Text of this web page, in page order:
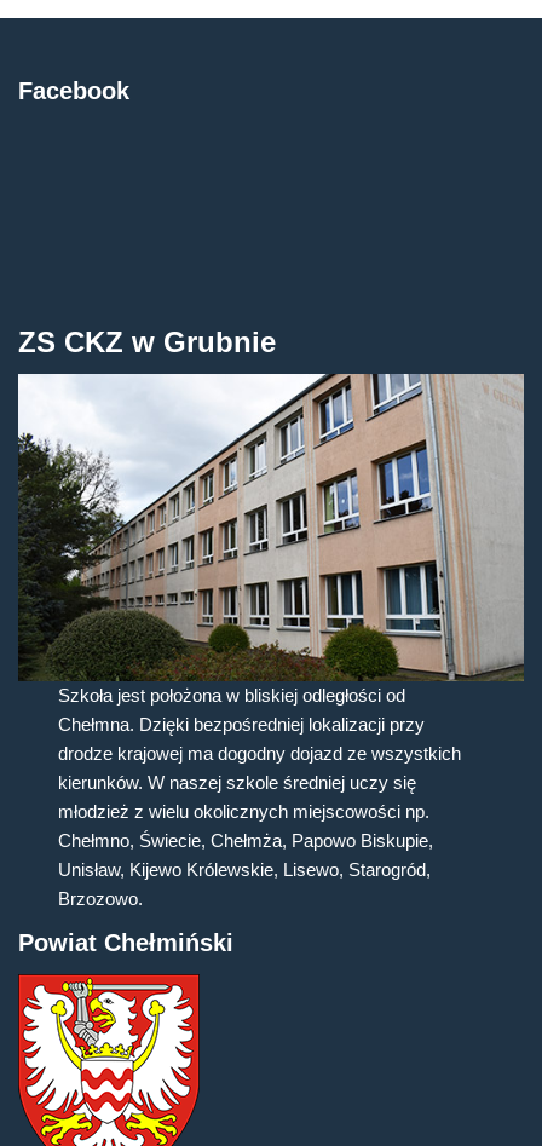
Facebook
ZS CKZ w Grubnie
Szkoła jest położona w bliskiej odległości od
Chełmna. Dzięki bezpośredniej lokalizacji przy
drodze krajowej ma dogodny dojazd ze wszystkich
kierunków. W naszej szkole średniej uczy się
młodzież z wielu okolicznych miejscowości np.
Chełmno, Świecie, Chełmża, Papowo Biskupie,
Unisław, Kijewo Królewskie, Lisewo, Starogród,
Brzozowo.
Powiat Chełmiński